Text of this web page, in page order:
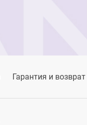
Гарантия и возврат